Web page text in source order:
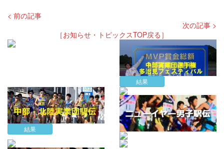
< 前の記事
次の記事 >
［お知らせ・トピックスTOP戻る］
結果
結果